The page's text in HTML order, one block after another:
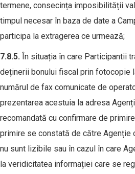
termene, consecința imposibilității
timpul necesar în baza de date a
participa la extragerea ce urmează;
7.8.5. În situația în care Participantii
deținerii bonului fiscal prin fotocopie
numărul de fax comunicate de
prezentarea acestuia la adresa
recomandată cu confirmare de
primire se constată de către Agenție
nu sunt lizibile sau în cazul în care
la veridicitatea informației care se